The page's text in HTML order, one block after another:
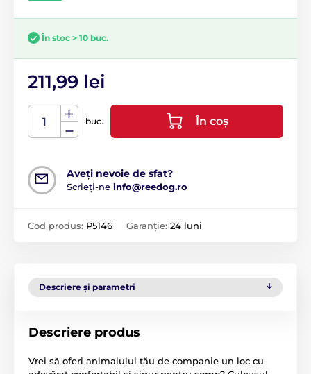
În stoc > 10 buc.
211,99 lei
buc. În coș
Aveți nevoie de sfat?
Scrieți-ne info@reedog.ro
Cod produs: P5146 Garanție: 24 luni
Descriere și parametri
Descriere produs
Vrei să oferi animalului tău de companie un loc cu